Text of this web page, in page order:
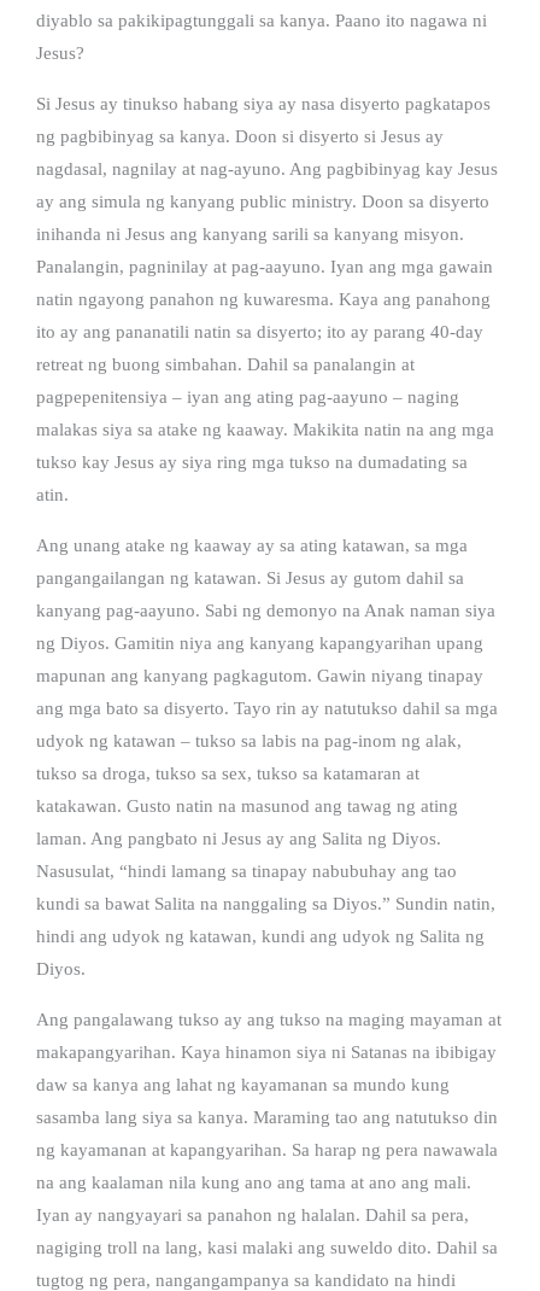
diyablo sa pakikipagtunggali sa kanya. Paano ito nagawa ni
Jesus?
Si Jesus ay tinukso habang siya ay nasa disyerto pagkatapos
ng pagbibinyag sa kanya. Doon si disyerto si Jesus ay
nagdasal, nagnilay at nag-ayuno. Ang pagbibinyag kay Jesus
ay ang simula ng kanyang public ministry. Doon sa disyerto
inihanda ni Jesus ang kanyang sarili sa kanyang misyon.
Panalangin, pagninilay at pag-aayuno. Iyan ang mga gawain
natin ngayong panahon ng kuwaresma. Kaya ang panahong
ito ay ang pananatili natin sa disyerto; ito ay parang 40-day
retreat ng buong simbahan. Dahil sa panalangin at
pagpepenitensiya – iyan ang ating pag-aayuno – naging
malakas siya sa atake ng kaaway. Makikita natin na ang mga
tukso kay Jesus ay siya ring mga tukso na dumadating sa
atin.
Ang unang atake ng kaaway ay sa ating katawan, sa mga
pangangailangan ng katawan. Si Jesus ay gutom dahil sa
kanyang pag-aayuno. Sabi ng demonyo na Anak naman siya
ng Diyos. Gamitin niya ang kanyang kapangyarihan upang
mapunan ang kanyang pagkagutom. Gawin niyang tinapay
ang mga bato sa disyerto. Tayo rin ay natutukso dahil sa mga
udyok ng katawan – tukso sa labis na pag-inom ng alak,
tukso sa droga, tukso sa sex, tukso sa katamaran at
katakawan. Gusto natin na masunod ang tawag ng ating
laman. Ang pangbato ni Jesus ay ang Salita ng Diyos.
Nasusulat, “hindi lamang sa tinapay nabubuhay ang tao
kundi sa bawat Salita na nanggaling sa Diyos.” Sundin natin,
hindi ang udyok ng katawan, kundi ang udyok ng Salita ng
Diyos.
Ang pangalawang tukso ay ang tukso na maging mayaman at
makapangyarihan. Kaya hinamon siya ni Satanas na ibibigay
daw sa kanya ang lahat ng kayamanan sa mundo kung
sasamba lang siya sa kanya. Maraming tao ang natutukso din
ng kayamanan at kapangyarihan. Sa harap ng pera nawawala
na ang kaalaman nila kung ano ang tama at ano ang mali.
Iyan ay nangyayari sa panahon ng halalan. Dahil sa pera,
nagiging troll na lang, kasi malaki ang suweldo dito. Dahil sa
tugtog ng pera, nangangampanya sa kandidato na hindi